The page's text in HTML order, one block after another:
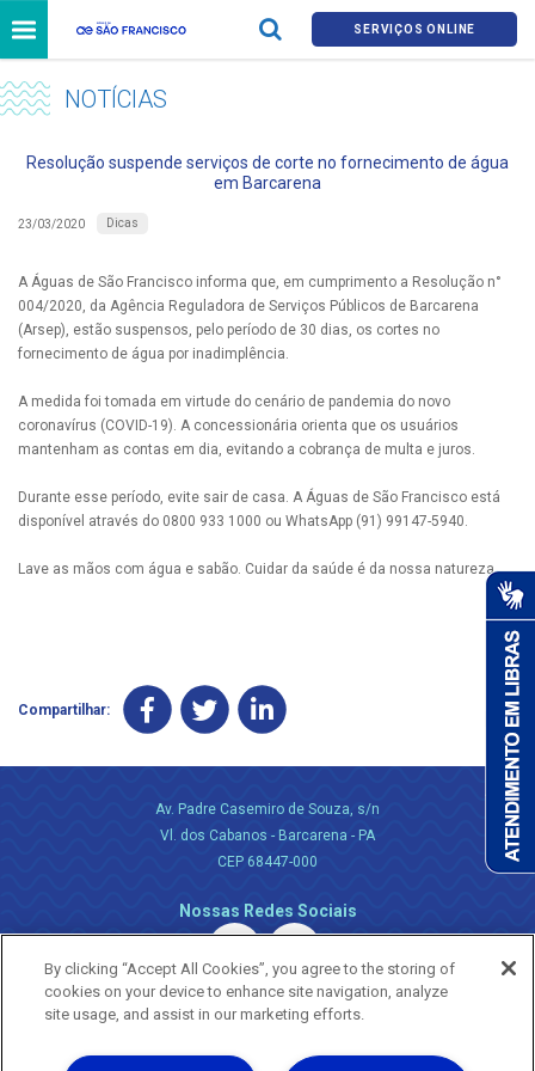
SERVIÇOS ONLINE
NOTÍCIAS
Resolução suspende serviços de corte no fornecimento de água
em Barcarena
23/03/2020 Dicas
A Águas de São Francisco informa que, em cumprimento a Resolução n°
004/2020, da Agência Reguladora de Serviços Públicos de Barcarena
(Arsep), estão suspensos, pelo período de 30 dias, os cortes no
fornecimento de água por inadimplência.
A medida foi tomada em virtude do cenário de pandemia do novo
coronavírus (COVID-19). A concessionária orienta que os usuários
mantenham as contas em dia, evitando a cobrança de multa e juros.
Durante esse período, evite sair de casa. A Águas de São Francisco está
disponível através do 0800 933 1000 ou WhatsApp (91) 99147-5940.
Lave as mãos com água e sabão. Cuidar da saúde é da nossa natureza
Compartilhar:
Av. Padre Casemiro de Souza, s/n
Vl. dos Cabanos - Barcarena - PA
CEP 68447-000
Nossas Redes Sociais
By clicking “Accept All Cookies”, you agree to the storing of
cookies on your device to enhance site navigation, analyze
site usage, and assist in our marketing efforts.